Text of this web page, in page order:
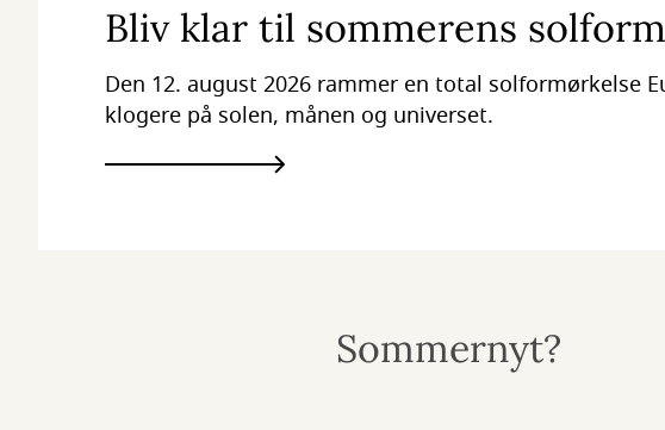
Bliv klar til sommerens
Den 12. august 2026 rammer en total solformørkelse
klogere på solen, månen og universet.
Sommernyt?